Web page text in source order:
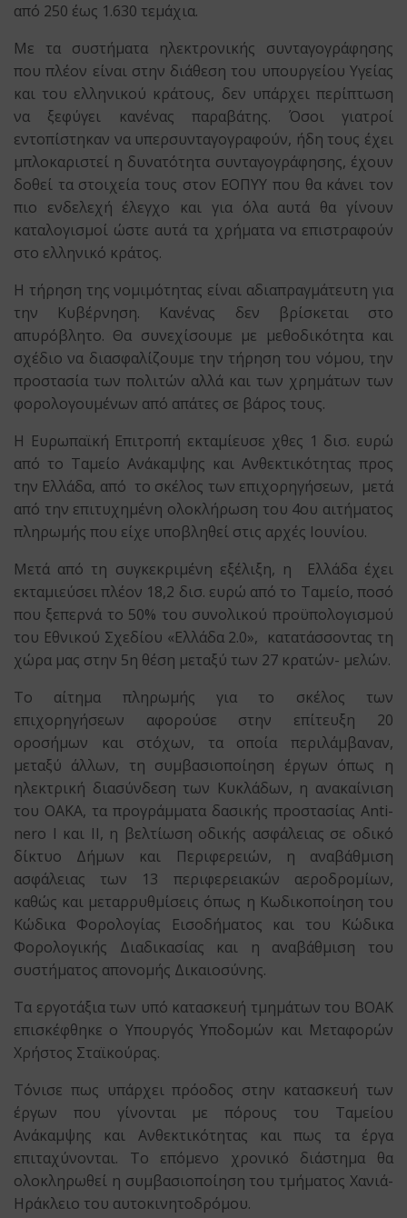
από 250 έως 1.630 τεμάχια.
Με τα συστήματα ηλεκτρονικής συνταγογράφησης
που πλέον είναι στην διάθεση του υπουργείου Υγείας
και του ελληνικού κράτους, δεν υπάρχει περίπτωση
να ξεφύγει κανένας παραβάτης. Όσοι γιατροί
εντοπίστηκαν να υπερσυνταγογραφούν, ήδη τους έχει
μπλοκαριστεί η δυνατότητα συνταγογράφησης, έχουν
δοθεί τα στοιχεία τους στον ΕΟΠΥΥ που θα κάνει τον
πιο ενδελεχή έλεγχο και για όλα αυτά θα γίνουν
καταλογισμοί ώστε αυτά τα χρήματα να επιστραφούν
στο ελληνικό κράτος.
Η τήρηση της νομιμότητας είναι αδιαπραγμάτευτη για
την Κυβέρνηση. Κανένας δεν βρίσκεται στο
απυρόβλητο. Θα συνεχίσουμε με μεθοδικότητα και
σχέδιο να διασφαλίζουμε την τήρηση του νόμου, την
προστασία των πολιτών αλλά και των χρημάτων των
φορολογουμένων από απάτες σε βάρος τους.
Η Ευρωπαϊκή Επιτροπή εκταμίευσε χθες 1 δισ. ευρώ
από το Ταμείο Ανάκαμψης και Ανθεκτικότητας προς
την Ελλάδα, από το σκέλος των επιχορηγήσεων, μετά
από την επιτυχημένη ολοκλήρωση του 4ου αιτήματος
πληρωμής που είχε υποβληθεί στις αρχές Ιουνίου.
Μετά από τη συγκεκριμένη εξέλιξη, η Ελλάδα έχει
εκταμιεύσει πλέον 18,2 δισ. ευρώ από το Ταμείο, ποσό
που ξεπερνά το 50% του συνολικού προϋπολογισμού
του Εθνικού Σχεδίου «Ελλάδα 2.0», κατατάσσοντας τη
χώρα μας στην 5η θέση μεταξύ των 27 κρατών- μελών.
Το αίτημα πληρωμής για το σκέλος των
επιχορηγήσεων αφορούσε στην επίτευξη 20
οροσήμων και στόχων, τα οποία περιλάμβαναν,
μεταξύ άλλων, τη συμβασιοποίηση έργων όπως η
ηλεκτρική διασύνδεση των Κυκλάδων, η ανακαίνιση
του ΟΑΚΑ, τα προγράμματα δασικής προστασίας Anti-
nero Ι και ΙΙ, η βελτίωση οδικής ασφάλειας σε οδικό
δίκτυο Δήμων και Περιφερειών, η αναβάθμιση
ασφάλειας των 13 περιφερειακών αεροδρομίων,
καθώς και μεταρρυθμίσεις όπως η Κωδικοποίηση του
Κώδικα Φορολογίας Εισοδήματος και του Κώδικα
Φορολογικής Διαδικασίας και η αναβάθμιση του
συστήματος απονομής Δικαιοσύνης.
Τα εργοτάξια των υπό κατασκευή τμημάτων του ΒΟΑΚ
επισκέφθηκε ο Υπουργός Υποδομών και Μεταφορών
Χρήστος Σταϊκούρας.
Τόνισε πως υπάρχει πρόοδος στην κατασκευή των
έργων που γίνονται με πόρους του Ταμείου
Ανάκαμψης και Ανθεκτικότητας και πως τα έργα
επιταχύνονται. Το επόμενο χρονικό διάστημα θα
ολοκληρωθεί η συμβασιοποίηση του τμήματος Χανιά-
Ηράκλειο του αυτοκινητοδρόμου.